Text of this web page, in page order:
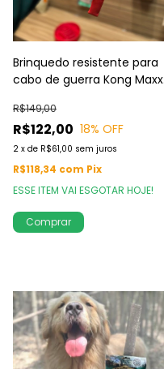
Brinquedo resistente para
cabo de guerra Kong Maxx
R$122,00
R$149,00
18% OFF
2 x de R$61,00 sem juros
R$118,34 com Pix
ESSE ITEM VAI ESGOTAR HOJE!